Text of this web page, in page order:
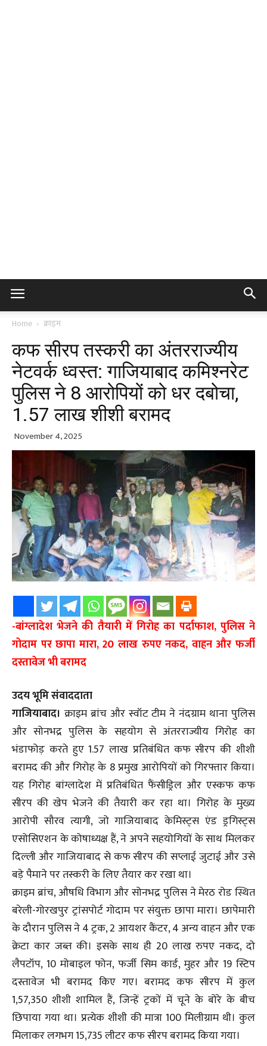
Home क्राइम
कफ सीरप तस्करी का अंतरराज्यीय
नेटवर्क ध्वस्त: गाजियाबाद कमिश्नरेट
पुलिस ने 8 आरोपियों को धर दबोचा,
1.57 लाख शीशी बरामद
November 4, 2025
-बांग्लादेश भेजने की तैयारी में गिरोह का पर्दाफाश, पुलिस ने
गोदाम पर छापा मारा, 20 लाख रुपए नकद, वाहन और फर्जी
दस्तावेज भी बरामद
उदय भूमि संवाददाता
गाजियाबाद। क्राइम ब्रांच और स्वॉट टीम ने नंदग्राम थाना पुलिस
और सोनभद्र पुलिस के सहयोग से अंतरराज्यीय गिरोह का
भंडाफोड़ करते हुए 1.57 लाख प्रतिबंधित कफ सीरप की शीशी
बरामद की और गिरोह के 8 प्रमुख आरोपियों को गिरफ्तार किया।
यह गिरोह बांग्लादेश में प्रतिबंधित फैंसीड्रिल और एस्कफ कफ
सीरप की खेप भेजने की तैयारी कर रहा था। गिरोह के मुख्य
आरोपी सौरव त्यागी, जो गाजियाबाद केमिस्ट्स एंड ड्रगिस्ट्स
एसोसिएशन के कोषाध्यक्ष हैं, ने अपने सहयोगियों के साथ मिलकर
दिल्ली और गाजियाबाद से कफ सीरप की सप्लाई जुटाई और उसे
बड़े पैमाने पर तस्करी के लिए तैयार कर रखा था।
क्राइम ब्रांच, औषधि विभाग और सोनभद्र पुलिस ने मेरठ रोड स्थित
बरेली-गोरखपुर ट्रांसपोर्ट गोदाम पर संयुक्त छापा मारा। छापेमारी
के दौरान पुलिस ने 4 ट्रक, 2 आयशर कैंटर, 4 अन्य वाहन और एक
क्रेटा कार जब्त की। इसके साथ ही 20 लाख रुपए नकद, दो
लैपटॉप, 10 मोबाइल फोन, फर्जी सिम कार्ड, मुहर और 19 स्टिप
दस्तावेज भी बरामद किए गए। बरामद कफ सीरप में कुल
1,57,350 शीशी शामिल हैं, जिन्हें ट्रकों में चूने के बोरे के बीच
छिपाया गया था। प्रत्येक शीशी की मात्रा 100 मिलीग्राम थी। कुल
मिलाकर लगभग 15,735 लीटर कफ सीरप बरामद किया गया।